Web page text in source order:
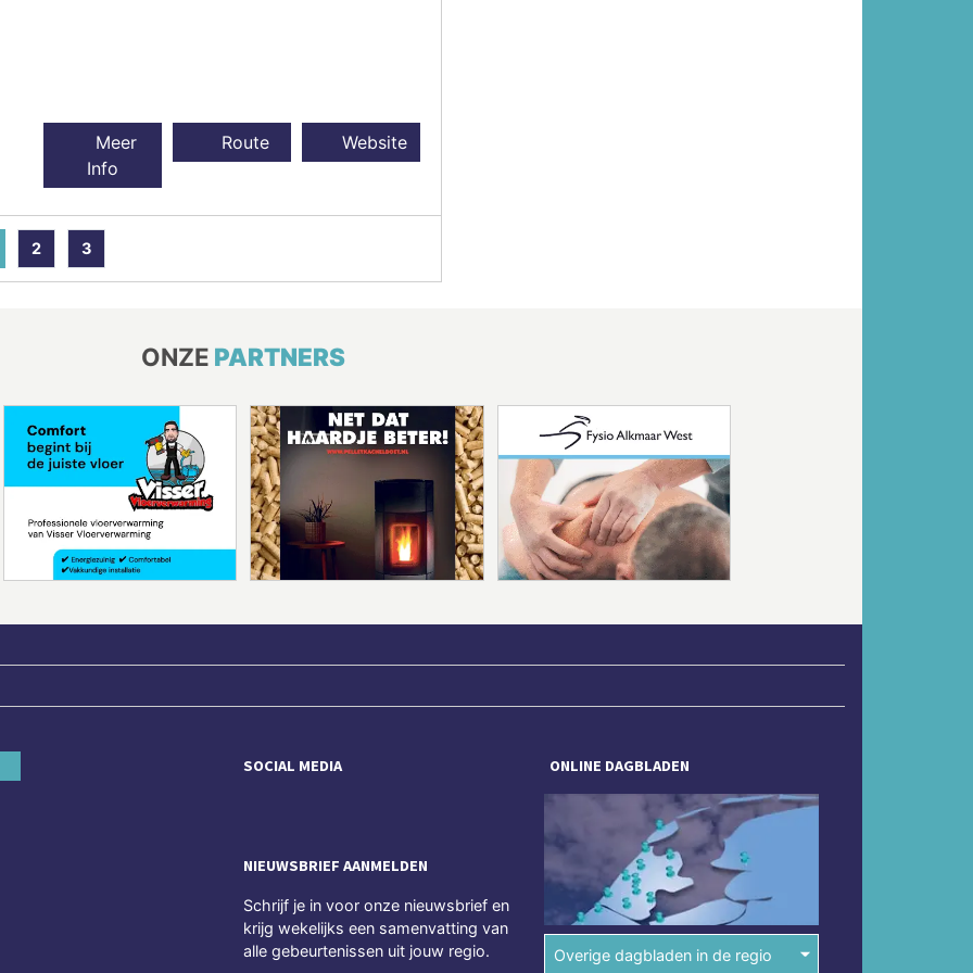
Meer
Info
Route Website
2 3
ONZE PARTNERS
SOCIAL MEDIA
NIEUWSBRIEF AANMELDEN
Schrijf je in voor onze nieuwsbrief en
krijg wekelijks een samenvatting van
alle gebeurtenissen uit jouw regio.
ONLINE DAGBLADEN
Overige dagbladen in de regio